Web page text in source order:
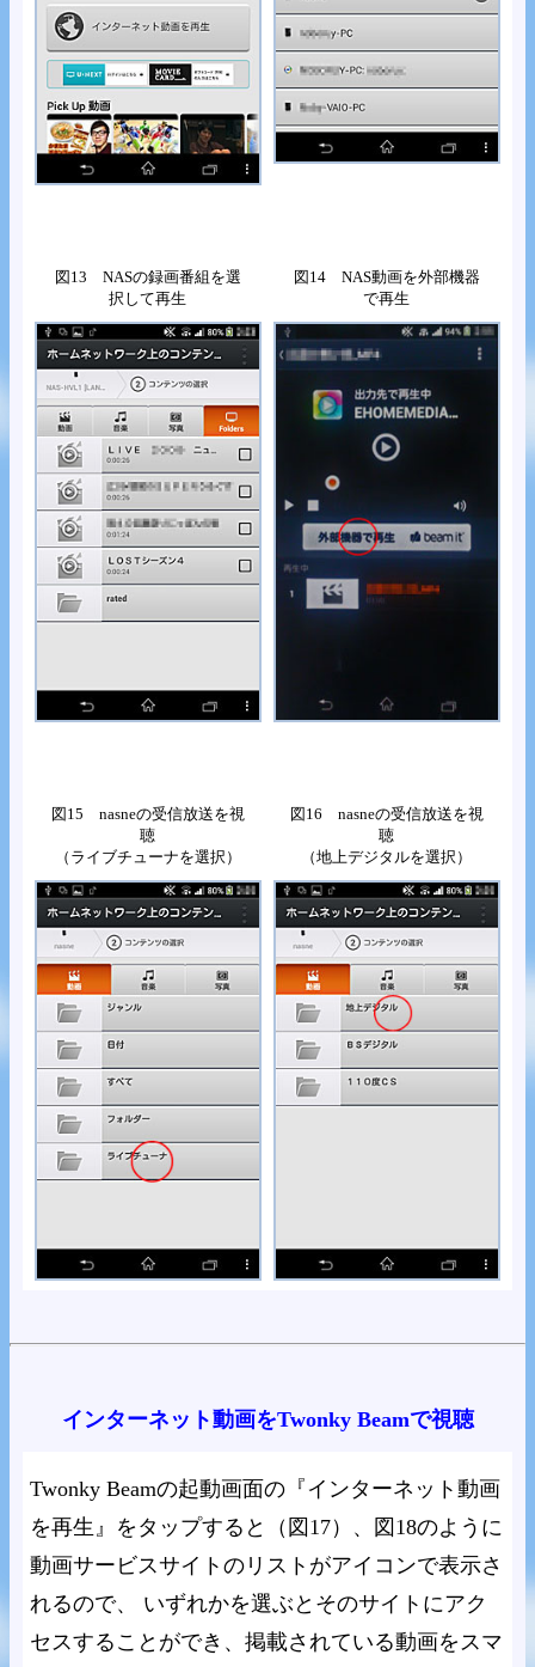
図13 NASの録画番組を選
択して再生
図14 NAS動画を外部機器
で再生
図15 nasneの受信放送を視
聴
（ライブチューナを選択）
図16 nasneの受信放送を視
聴
（地上デジタルを選択）
インターネット動画をTwonky Beamで視聴
Twonky Beamの起動画面の『インターネット動画
を再生』をタップすると（図17）、図18のように
動画サービスサイトのリストがアイコンで表示さ
れるので、 いずれかを選ぶとそのサイトにアク
セスすることができ、掲載されている動画をスマ